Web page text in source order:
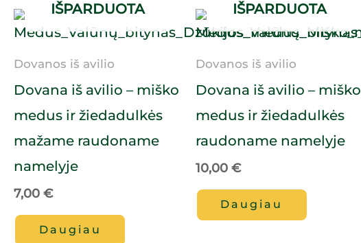
IŠPARDUOTA
Dovanos iš avilio
Dovana iš avilio – miško
medus ir žiedadulkės
mažame raudoname
namelyje
7,00 €
Daugiau
IŠPARDUOTA
Dovanos iš avilio
Dovana iš avilio – miško
medus ir žiedadulkės
raudoname namelyje
10,00 €
Daugiau